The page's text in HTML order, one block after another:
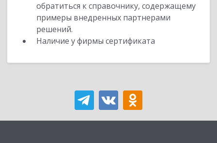
обратиться к справочнику, содержащему
примеры внедренных партнерами
решений.
Наличие у фирмы сертификата